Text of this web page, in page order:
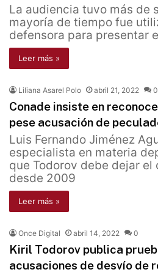
La audiencia tuvo más de
mayoría de tiempo fue
defensora para presentar
Leer más »
Liliana Asarel Polo abril 21, 2022 0
Conade insiste en
pese acusación de
Luis Fernando Jiménez
especialista en materia
que Todorov debe dejar el
desde 2009
Leer más »
Once Digital abril 14, 2022 0
Kiril Todorov publica
acusaciones de desvío de